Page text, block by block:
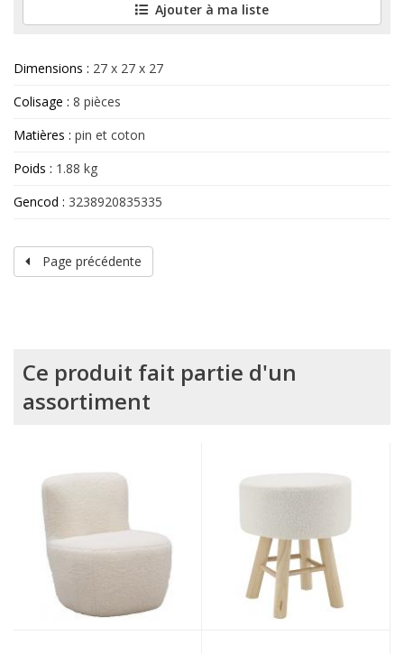
Ajouter à ma liste
Dimensions : 27 x 27 x 27
Colisage : 8 pièces
Matières : pin et coton
Poids : 1.88 kg
Gencod : 3238920835335
Page précédente
Ce produit fait partie d'un
assortiment